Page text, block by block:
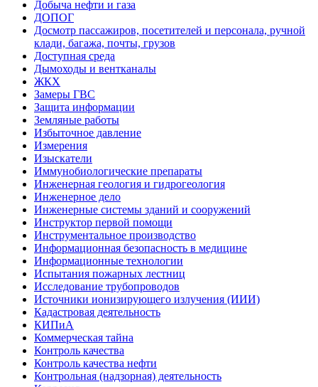
Добыча нефти и газа
ДОПОГ
Досмотр пассажиров, посетителей и персонала, ручной
клади, багажа, почты, грузов
Доступная среда
Дымоходы и вентканалы
ЖКХ
Замеры ГВС
Защита информации
Земляные работы
Избыточное давление
Измерения
Изыскатели
Иммунобиологические препараты
Инженерная геология и гидрогеология
Инженерное дело
Инженерные системы зданий и сооружений
Инструктор первой помощи
Инструментальное производство
Информационная безопасность в медицине
Информационные технологии
Испытания пожарных лестниц
Исследование трубопроводов
Источники ионизирующего излучения (ИИИ)
Кадастровая деятельность
КИПиА
Коммерческая тайна
Контроль качества
Контроль качества нефти
Контрольная (надзорная) деятельность